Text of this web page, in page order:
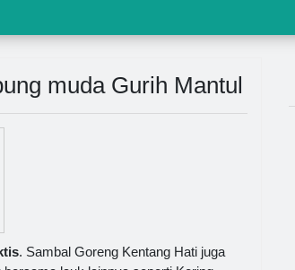
muda Gurih Mantul
. Sambal Goreng Kentang Hati juga